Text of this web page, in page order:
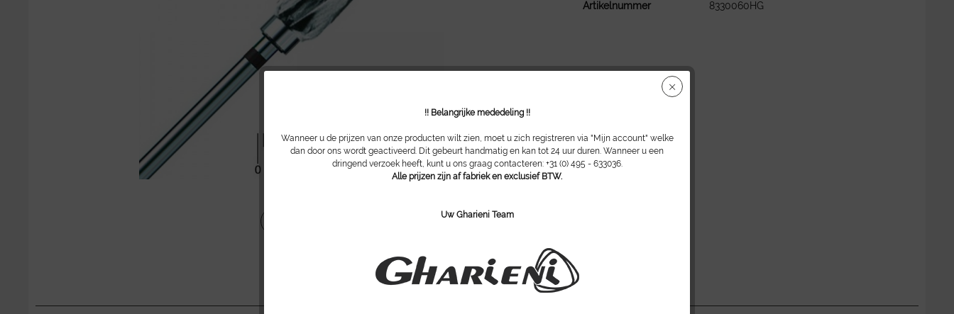
Artikelnummer 8330060HG
!! Belangrijke mededeling !!
Wanneer u de prijzen van onze producten wilt zien, moet u zich registreren via "Mijn account" welke
dan door ons wordt geactiveerd. Dit gebeurt handmatig en kan tot 24 uur duren. Wanneer u een
dringend verzoek heeft, kunt u ons graag contacteren: +31 (0) 495 - 633036.
Alle prijzen zijn af fabriek en exclusief BTW.
Uw Gharieni Team